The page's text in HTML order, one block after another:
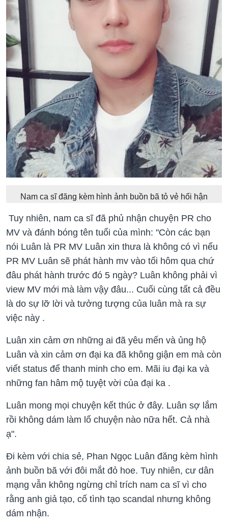
Nam ca sĩ đăng kèm hình ảnh buồn bã tỏ vẻ hối hận
Tuy nhiên, nam ca sĩ đã phủ nhận chuyện PR cho
MV và đánh bóng tên tuổi của mình: "Còn các bạn
nói Luân là PR MV Luân xin thưa là không có vì nếu
PR MV Luân sẽ phát hành mv vào tối hôm qua chứ
đâu phát hành trước đó 5 ngày? Luân không phải vì
view MV mới mà làm vậy đâu... Cuối cùng tất cả đều
là do sự lỡ lời và tưởng tượng của luân mà ra sự
việc này .
Luân xin cảm ơn những ai đã yêu mến và ủng hộ
Luân và xin cảm ơn đại ka đã không giận em mà còn
viết status để thanh minh cho em. Mãi iu đại ka và
những fan hâm mộ tuyệt vời của đại ka .
Luân mong mọi chuyện kết thúc ở đây. Luân sợ lắm
rồi không dám làm lố chuyện nào nữa hết. Cả nhà
ạ".
Đi kèm với chia sẻ, Phan Ngọc Luân đăng kèm hình
ảnh buồn bã với đôi mắt đỏ hoe. Tuy nhiên, cư dân
mạng vẫn không ngừng chỉ trích nam ca sĩ vì cho
rằng anh giả tạo, cố tình tạo scandal nhưng không
dám nhận.